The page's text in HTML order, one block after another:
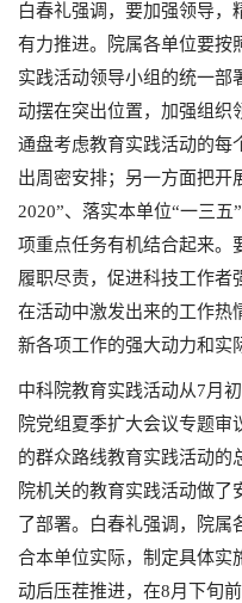
白春礼强调，要加强领导，
有力推进。院属各单位要按
实践活动领导小组的统一部
动摆在突出位置，加强组织
通盘考虑教育实践活动的每
出周密安排；另一方面把开
2020”、落实本单位“一三
项重点任务有机结合起来。
履职尽责，促进科技工作者
在活动中激发出来的工作热
新各项工作的强大动力和实
中科院教育实践活动从7月
院党组夏季扩大会议专题审
的群众路线教育实践活动的
院机关的教育实践活动做了
了部署。白春礼强调，院属
合本单位实际，制定具体实
动后压茬推进，在8月下旬